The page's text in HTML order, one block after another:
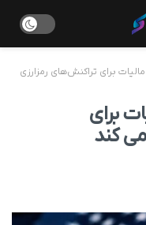
برای تراکنش‌های رمزارزی
برای
کند